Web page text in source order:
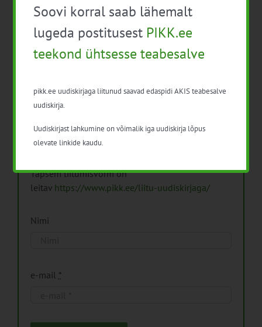
Pikk.ee uudiskirjaga liitumine.
Isikuandmeid töötleme vastavalt
Isikuandmete
Täpsem liitumisvorm on
leitav https://www.pikk.ee/liitu-uudiskirjaga/
Nimi
e-mail *
Soovi korral saab lähemalt
lugeda postitusest PIKK.ee
teekond ühtsesse teabesalve
pikk.ee uudiskirjaga liitunud saavad edaspidi AKIS teabesalve
uudiskirja.
Uudiskirjast lahkumine on võimalik iga uudiskirja lõpus
olevate linkide kaudu.